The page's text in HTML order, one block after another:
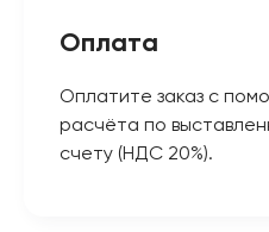
Оплата
Оплатите заказ с
расчёта по
счету (НДС 20%).